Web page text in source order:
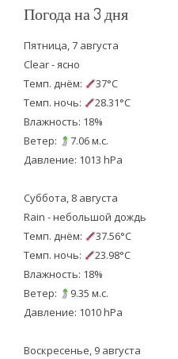
Погода на 3 дня
Пятница, 7 августа
Clear - ясно
Темп. днём:
37°C
Темп. ночь:
28.31°C
Влажность: 18%
Ветер:
7.06 м.с.
Давление: 1013 hPa
Суббота, 8 августа
Rain - небольшой дождь
Темп. днём:
37.56°C
Темп. ночь:
23.98°C
Влажность: 18%
Ветер:
9.35 м.с.
Давление: 1010 hPa
Воскресенье, 9 августа